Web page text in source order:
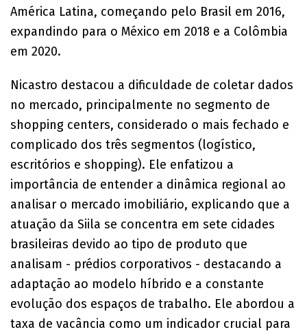
América Latina, começando pelo Brasil em 2016,
expandindo para o México em 2018 e a Colômbia
em 2020.
Nicastro destacou a dificuldade de coletar dados
no mercado, principalmente no segmento de
shopping centers, considerado o mais fechado e
complicado dos três segmentos (logístico,
escritórios e shopping). Ele enfatizou a
importância de entender a dinâmica regional ao
analisar o mercado imobiliário, explicando que a
atuação da Siila se concentra em sete cidades
brasileiras devido ao tipo de produto que
analisam - prédios corporativos - destacando a
adaptação ao modelo híbrido e a constante
evolução dos espaços de trabalho. Ele abordou a
taxa de vacância como um indicador crucial para